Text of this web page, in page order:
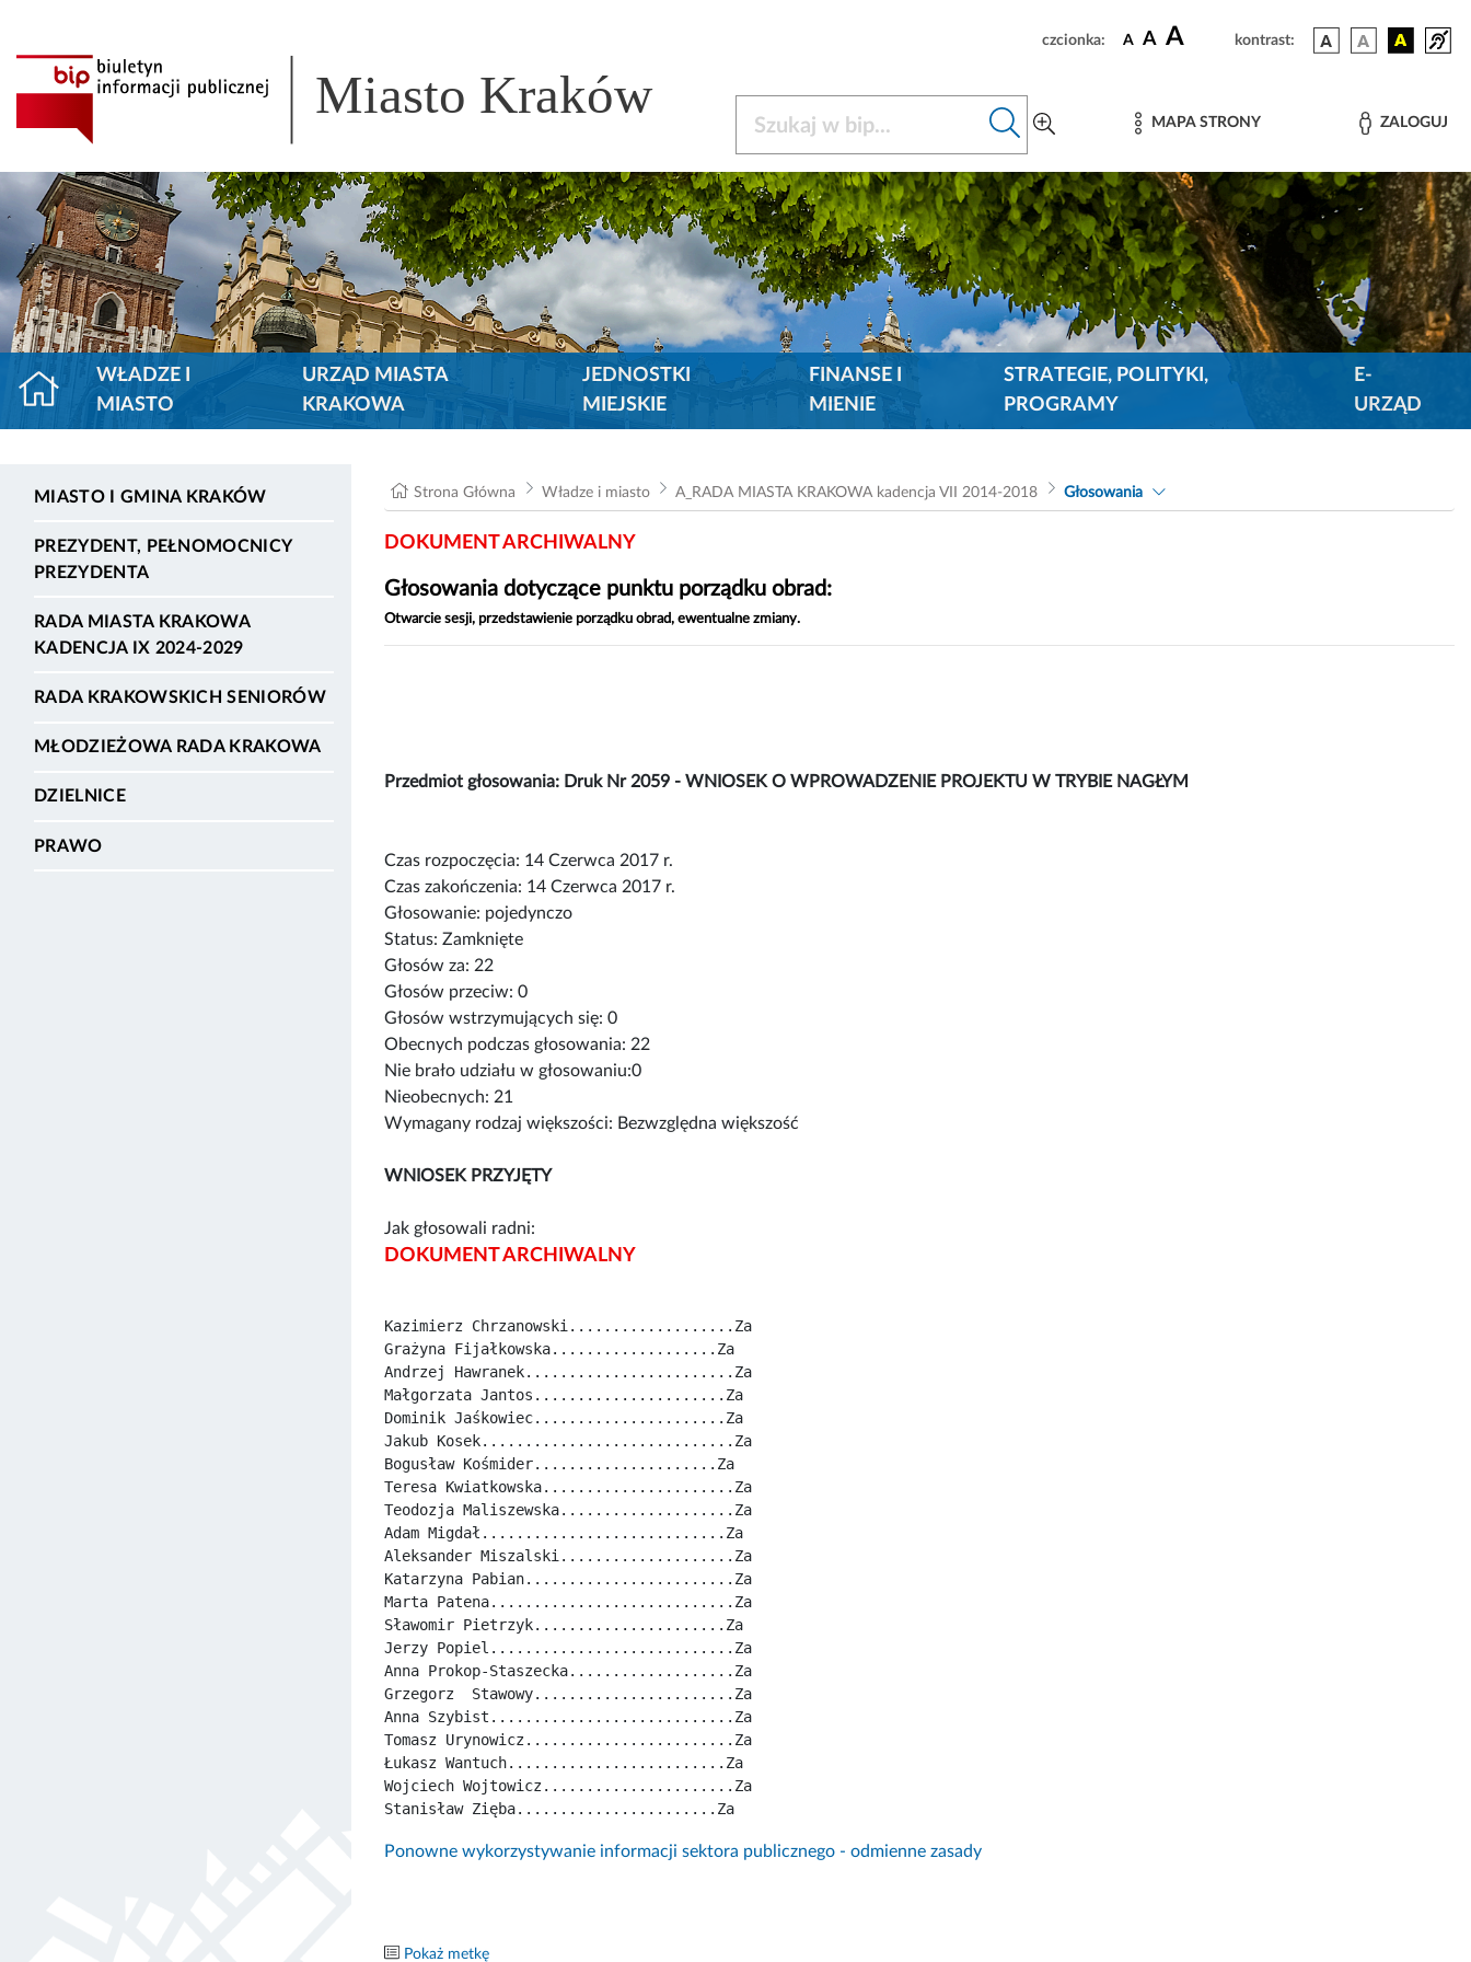
czcionka: A A A kontrast:
Miasto Kraków MAPA STRONY ZALOGUJ
WŁADZE I
MIASTO
URZĄD MIASTA
KRAKOWA
JEDNOSTKI
MIEJSKIE
FINANSE I
MIENIE
STRATEGIE, POLITYKI,
PROGRAMY
E-
URZĄD
MIASTO I GMINA KRAKÓW
PREZYDENT, PEŁNOMOCNICY
PREZYDENTA
RADA MIASTA KRAKOWA
KADENCJA IX 2024-2029
RADA KRAKOWSKICH SENIORÓW
MŁODZIEŻOWA RADA KRAKOWA
DZIELNICE
PRAWO
Strona Główna Władze i miasto A_RADA MIASTA KRAKOWA kadencja VII 2014-2018 Głosowania
DOKUMENT ARCHIWALNY
Głosowania dotyczące punktu porządku obrad:
Otwarcie sesji, przedstawienie porządku obrad, ewentualne zmiany.
Przedmiot głosowania: Druk Nr 2059 - WNIOSEK O WPROWADZENIE PROJEKTU W TRYBIE NAGŁYM
Czas rozpoczęcia: 14 Czerwca 2017 r.
Czas zakończenia: 14 Czerwca 2017 r.
Głosowanie: pojedynczo
Status: Zamknięte
Głosów za: 22
Głosów przeciw: 0
Głosów wstrzymujących się: 0
Obecnych podczas głosowania: 22
Nie brało udziału w głosowaniu:0
Nieobecnych: 21
Wymagany rodzaj większości: Bezwzględna większość
WNIOSEK PRZYJĘTY
Jak głosowali radni:
DOKUMENT ARCHIWALNY
Kazimierz Chrzanowski...................Za
Grażyna Fijałkowska...................Za
Andrzej Hawranek........................Za
Małgorzata Jantos......................Za
Dominik Jaśkowiec......................Za
Jakub Kosek.............................Za
Bogusław Kośmider.....................Za
Teresa Kwiatkowska......................Za
Teodozja Maliszewska....................Za
Adam Migdał............................Za
Aleksander Miszalski....................Za
Katarzyna Pabian........................Za
Marta Patena............................Za
Sławomir Pietrzyk......................Za
Jerzy Popiel............................Za
Anna Prokop-Staszecka...................Za
Grzegorz  Stawowy.......................Za
Anna Szybist............................Za
Tomasz Urynowicz........................Za
Łukasz Wantuch.........................Za
Wojciech Wojtowicz......................Za
Stanisław Zięba.......................Za
Ponowne wykorzystywanie informacji sektora publicznego - odmienne zasady
Pokaż metkę